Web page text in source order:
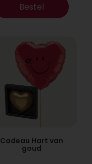
Bestel
Cadeau Hart van
goud